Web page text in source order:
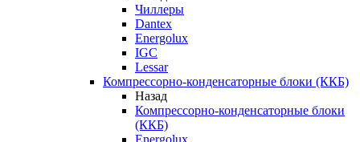
Чиллеры
Dantex
Energolux
IGC
Lessar
Компрессорно-конденсаторные блоки (ККБ)
Назад
Компрессорно-конденсаторные блоки
(ККБ)
Energolux